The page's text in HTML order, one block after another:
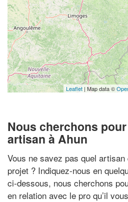
Leaflet | Map data ©
Nous cherchons
artisan à Ahun
Vous ne savez pas quel
projet ? Indiquez-nous en
ci-dessous, nous cherchons
en relation avec le pro qu’il